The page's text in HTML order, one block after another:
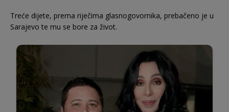
Treće dijete, prema riječima glasnogovornika, prebačeno je u
Sarajevo te mu se bore za život.